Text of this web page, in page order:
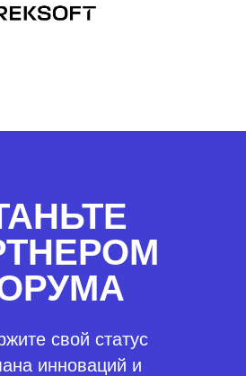
свой статус
инноваций и